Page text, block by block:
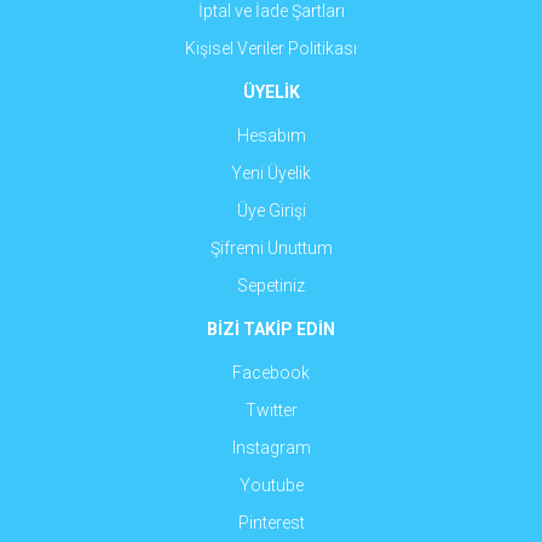
İptal ve İade Şartları
Kişisel Veriler Politikası
ÜYELİK
Hesabım
Yeni Üyelik
Üye Girişi
Şifremi Unuttum
Sepetiniz
BİZİ TAKİP EDİN
Facebook
Twitter
Instagram
Youtube
Pinterest